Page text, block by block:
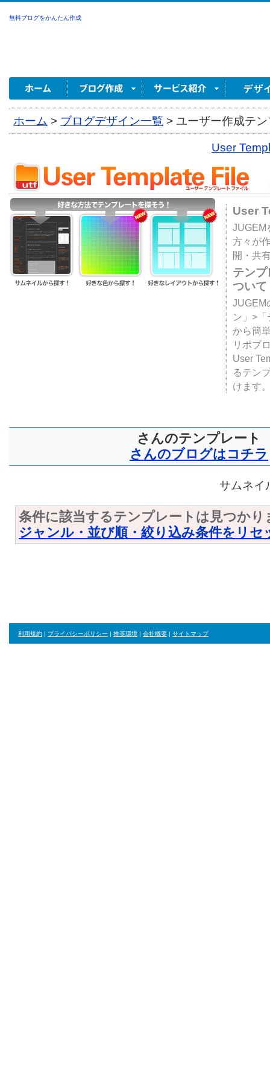
無料ブログをかんたん作成
ホーム > ブログデザイン一覧 > ユーザー作成テ
User
User
JUGEM
方々が
開・共
テン
ついて
JUGEM
ン」>
から簡
リポブ
User
るテン
けます
さんのテンプレート
さんのブログはコチラ
サムネイ
条件に該当するテンプレートは見つかり
ジャンル・並び順・絞り込み条件をリセ
利用規約 | プライバシーポリシー | 推奨環境 | 会社概要 | サイトマップ